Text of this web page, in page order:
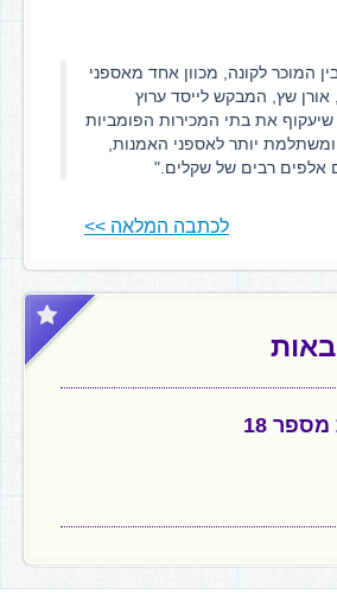
המוכר לקונה, מכוון אחד מאספני
שץ, המבקש לייסד ערוץ
שיעקוף את בתי המכירות הפומביות
ומשתלמת יותר לאספני האמנות,
אלפים רבים של שקלים."
לכתבה המלאה >>
18